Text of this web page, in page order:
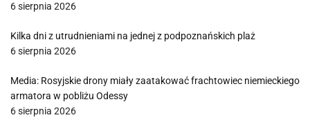
6 sierpnia 2026
Kilka dni z utrudnieniami na jednej z podpoznańskich plaż
6 sierpnia 2026
Media: Rosyjskie drony miały zaatakować frachtowiec niemieckiego
armatora w pobliżu Odessy
6 sierpnia 2026